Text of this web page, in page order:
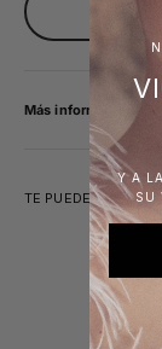
Más información
TE PUEDE
Y A
SU